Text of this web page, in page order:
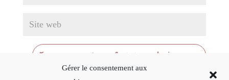
Gérer le consentement aux